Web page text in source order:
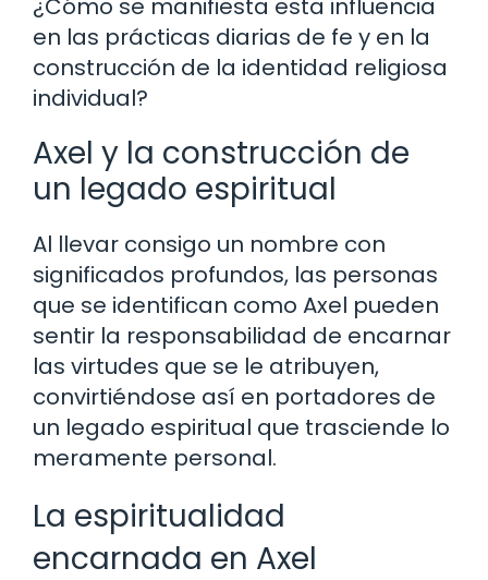
¿Cómo se manifiesta esta influencia
en las prácticas diarias de fe y en la
construcción de la identidad religiosa
individual?
Axel y la construcción de
un legado espiritual
Al llevar consigo un nombre con
significados profundos, las personas
que se identifican como Axel pueden
sentir la responsabilidad de encarnar
las virtudes que se le atribuyen,
convirtiéndose así en portadores de
un legado espiritual que trasciende lo
meramente personal.
La espiritualidad
encarnada en Axel